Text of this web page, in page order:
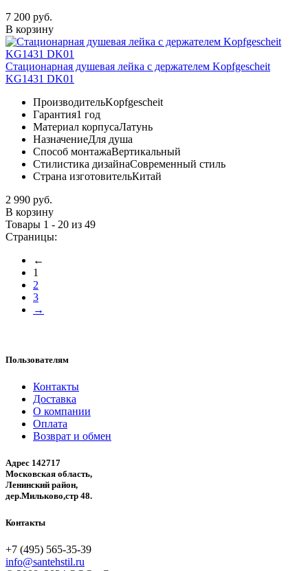
7 200 руб.
В корзину
Стационарная душевая лейка с держателем Kopfgescheit
KG1431 DK01
ПроизводительKopfgescheit
Гарантия1 год
Материал корпусаЛатунь
НазначениеДля душа
Способ монтажаВертикальный
Стилистика дизайнаСовременный стиль
Страна изготовительКитай
2 990 руб.
В корзину
Товары 1 - 20 из 49
Страницы:
←
1
2
3
→
Пользователям
Контакты
Доставка
О компании
Оплата
Возврат и обмен
Адрес 142717
Московская область,
Ленинский район,
дер.Мильково,стр 48.
Контакты
+7 (495) 565-35-39
info@santehstil.ru